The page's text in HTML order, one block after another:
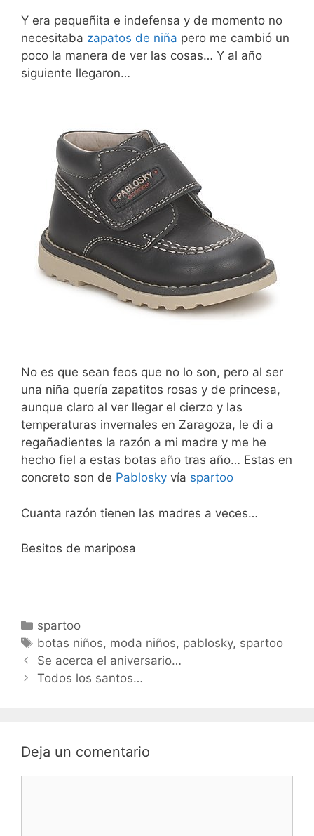
Y era pequeñita e indefensa y de momento no
necesitaba zapatos de niña pero me cambió un
poco la manera de ver las cosas… Y al año
siguiente llegaron…
No es que sean feos que no lo son, pero al ser
una niña quería zapatitos rosas y de princesa,
aunque claro al ver llegar el cierzo y las
temperaturas invernales en Zaragoza, le di a
regañadientes la razón a mi madre y me he
hecho fiel a estas botas año tras año… Estas en
concreto son de Pablosky vía spartoo
Cuanta razón tienen las madres a veces…
Besitos de mariposa
Categorías
spartoo
Etiquetas
botas niños, moda niños, pablosky, spartoo
Navegación
de
Se acerca el aniversario…
Todos los santos…
Deja un comentario